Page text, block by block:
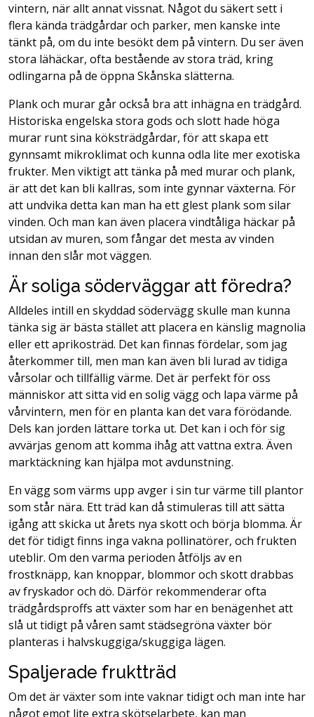
vintern, när allt annat vissnat. Något du säkert sett i
flera kända trädgårdar och parker, men kanske inte
tänkt på, om du inte besökt dem på vintern. Du ser även
stora lähäckar, ofta bestående av stora träd, kring
odlingarna på de öppna Skånska slätterna.
Plank och murar går också bra att inhägna en trädgård.
Historiska engelska stora gods och slott hade höga
murar runt sina köksträdgårdar, för att skapa ett
gynnsamt mikroklimat och kunna odla lite mer exotiska
frukter. Men viktigt att tänka på med murar och plank,
är att det kan bli kallras, som inte gynnar växterna. För
att undvika detta kan man ha ett glest plank som silar
vinden. Och man kan även placera vindtåliga häckar på
utsidan av muren, som fångar det mesta av vinden
innan den slår mot väggen.
Är soliga söderväggar att föredra?
Alldeles intill en skyddad södervägg skulle man kunna
tänka sig är bästa stället att placera en känslig magnolia
eller ett aprikosträd. Det kan finnas fördelar, som jag
återkommer till, men man kan även bli lurad av tidiga
vårsolar och tillfällig värme. Det är perfekt för oss
människor att sitta vid en solig vägg och lapa värme på
vårvintern, men för en planta kan det vara förödande.
Dels kan jorden lättare torka ut. Det kan i och för sig
avvärjas genom att komma ihåg att vattna extra. Även
marktäckning kan hjälpa mot avdunstning.
En vägg som värms upp avger i sin tur värme till plantor
som står nära. Ett träd kan då stimuleras till att sätta
igång att skicka ut årets nya skott och börja blomma. Är
det för tidigt finns inga vakna pollinatörer, och frukten
uteblir. Om den varma perioden åtföljs av en
frostknäpp, kan knoppar, blommor och skott drabbas
av fryskador och dö. Därför rekommenderar ofta
trädgårdsproffs att växter som har en benägenhet att
slå ut tidigt på våren samt städsegröna växter bör
planteras i halvskuggiga/skuggiga lägen.
Spaljerade fruktträd
Om det är växter som inte vaknar tidigt och man inte har
något emot lite extra skötselarbete, kan man